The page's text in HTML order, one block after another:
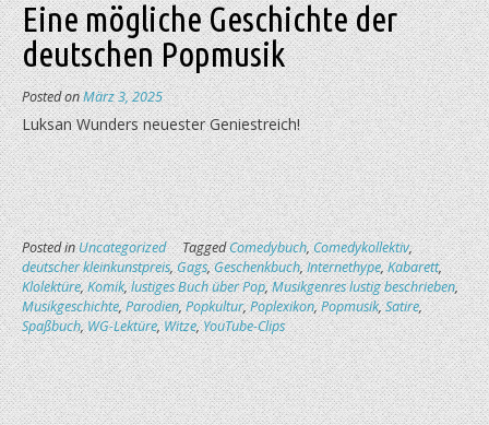
Eine mögliche Geschichte der
deutschen Popmusik
Posted onMärz 3, 2025
Luksan Wunders neuester Geniestreich!
Posted inUncategorized TaggedComedybuch,Comedykollektiv,
deutscher kleinkunstpreis,Gags,Geschenkbuch,Internethype,Kabarett,
Klolektüre,Komik,lustiges Buch über Pop,Musikgenres lustig beschrieben,
Musikgeschichte,Parodien,Popkultur,Poplexikon,Popmusik,Satire,
Spaßbuch,WG-Lektüre,Witze,YouTube-Clips